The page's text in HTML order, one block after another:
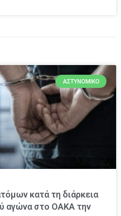
ΑΣΤΥΝΟΜΙΚΌ
κατά τη διάρκεια
αγώνα στο ΟΑΚΑ την